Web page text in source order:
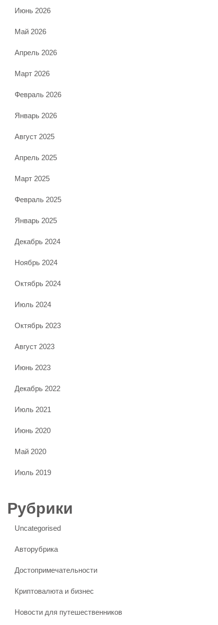
Июнь 2026
Май 2026
Апрель 2026
Март 2026
Февраль 2026
Январь 2026
Август 2025
Апрель 2025
Март 2025
Февраль 2025
Январь 2025
Декабрь 2024
Ноябрь 2024
Октябрь 2024
Июль 2024
Октябрь 2023
Август 2023
Июнь 2023
Декабрь 2022
Июль 2021
Июнь 2020
Май 2020
Июль 2019
Рубрики
Uncategorised
Авторубрика
Достопримечательности
Криптовалюта и бизнес
Новости для путешественников